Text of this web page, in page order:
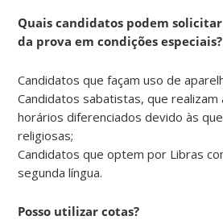
Quais candidatos podem
da prova em condições especiais?
Candidatos que façam uso de
Candidatos sabatistas, que realizam
horários diferenciados devido às
religiosas;
Candidatos que optem por Libras
segunda língua.
Posso utilizar cotas?